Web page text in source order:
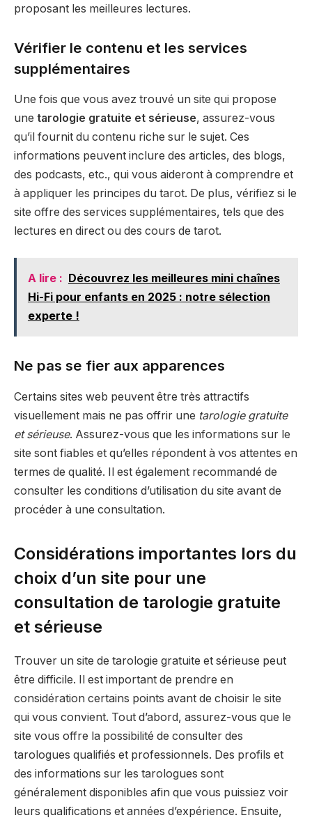
proposant les meilleures lectures.
Vérifier le contenu et les services
supplémentaires
Une fois que vous avez trouvé un site qui propose
une tarologie gratuite et sérieuse, assurez-vous
qu’il fournit du contenu riche sur le sujet. Ces
informations peuvent inclure des articles, des blogs,
des podcasts, etc., qui vous aideront à comprendre et
à appliquer les principes du tarot. De plus, vérifiez si le
site offre des services supplémentaires, tels que des
lectures en direct ou des cours de tarot.
A lire : Découvrez les meilleures mini chaînes
Hi-Fi pour enfants en 2025 : notre sélection
experte !
Ne pas se fier aux apparences
Certains sites web peuvent être très attractifs
visuellement mais ne pas offrir une tarologie gratuite
et sérieuse. Assurez-vous que les informations sur le
site sont fiables et qu’elles répondent à vos attentes en
termes de qualité. Il est également recommandé de
consulter les conditions d’utilisation du site avant de
procéder à une consultation.
Considérations importantes lors du
choix d’un site pour une
consultation de tarologie gratuite
et sérieuse
Trouver un site de tarologie gratuite et sérieuse peut
être difficile. Il est important de prendre en
considération certains points avant de choisir le site
qui vous convient. Tout d’abord, assurez-vous que le
site vous offre la possibilité de consulter des
tarologues qualifiés et professionnels. Des profils et
des informations sur les tarologues sont
généralement disponibles afin que vous puissiez voir
leurs qualifications et années d’expérience. Ensuite,